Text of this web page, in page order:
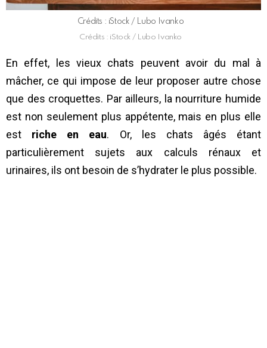
Crédits : iStock / Lubo Ivanko
Crédits : iStock / Lubo Ivanko
En effet, les vieux chats peuvent avoir du mal à
mâcher, ce qui impose de leur proposer autre chose
que des croquettes. Par ailleurs, la nourriture humide
est non seulement plus appétente, mais en plus elle
est riche en eau. Or, les chats âgés étant
particulièrement sujets aux calculs rénaux et
urinaires, ils ont besoin de s’hydrater le plus possible.